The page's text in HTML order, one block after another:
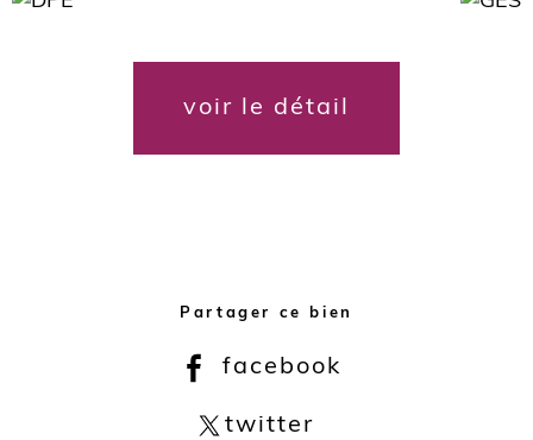
voir le détail
Partager ce bien
facebook
twitter